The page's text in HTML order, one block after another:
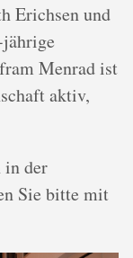
Erichsen und
Menrad ist
aktiv,
in der
Sie bitte mit